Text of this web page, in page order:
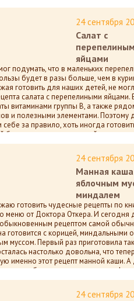
24 сентября
Салат с
яйцами
подумать, что в маленьких
будет в разы больше, чем в
готовить для наших детей, не
салата с перепелиными яйцами.
витаминами группы В, а также
и полезными элементами. Поэтому
себе за правило, хоть иногда
блюда с перепелиными яйцами.
пока нет24 сентября
Манная каша
яблочным
миндалем
готовить чудесные рецепты по
меню от Доктора Откера. И сегодня
рецептом самой
готовится с корицей, миндальными
муссом. Первый раз приготовила
настолько довольна, что
именно этот рецепт манной каши. А
особенно придется по душе!
пока нет24 сентября